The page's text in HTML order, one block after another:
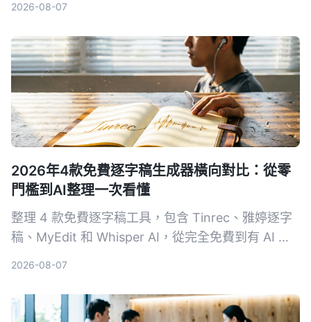
2026-08-07
2026年4款免費逐字稿生成器橫向對比：從零
門檻到AI整理一次看懂
整理 4 款免費逐字稿工具，包含 Tinrec、雅婷逐字
稿、MyEdit 和 Whisper AI，從完全免費到有 AI 進
2026-08-07